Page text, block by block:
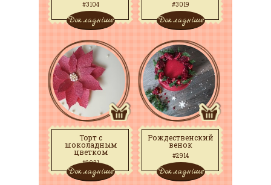
#3104
Докладніше
#3019
Докладніше
Торт с
шоколадным
цветком
#2931
Докладніше
Рождественский
венок
#2914
Докладніше